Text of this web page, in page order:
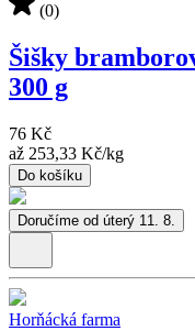
(0)
Šišky
300 g
76 Kč
až 253,33 Kč/kg
Do košíku
Doručíme od úterý 11. 8.
Horňácká farma